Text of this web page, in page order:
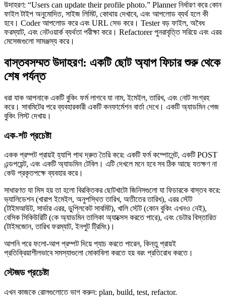
উদাহরণ: “Users can update their profile photo.” Planner নির্ধারণ করে কোন
ফাইল টাইপ অনুমোদিত, সাইজ লিমিট, কোথায় দেখাবে, এবং আপলোড ব্যর্থ হলে কী
হবে। Coder আপলোড করে এবং URL সেভ করে। Tester বড় ফাইল, অবৈধ
ফরম্যাট, এবং নেটওয়ার্ক ব্যর্থতা পরীক্ষা করে। Refactorer পুনরাবৃত্তি সরিয়ে এবং এরর
মেসেজগুলো সামঞ্জস্য করে।
বাস্তবসম্মত উদাহরণ: একটি ছোট অ্যাপ ফিচার শুরু থেকে
শেষ পর্যন্ত
ধরা যাক আপনাকে একটি বুকিং ফর্ম লাগবে যা নাম, ইমেইল, তারিখ, এবং নোট সংগ্রহ
করে। সাবমিটের পরে ব্যবহারকারী একটি কনফার্মেশন বার্তা দেখে। একটি অ্যাডমিন পেজ
বুকিং লিস্ট দেখায়।
এক-শট প্রচেষ্টা
একক প্রম্পট প্রায়ই হ্যাপি পাথ দ্রুত তৈরি করে: একটি ফর্ম কম্পোনেন্ট, একটি POST
এন্ডপয়েন্ট, এবং একটি অ্যাডমিন টেবিল। এটি দেখলে মনে হবে সব ঠিক আছে যতক্ষণ না
কেউ প্রকৃতপক্ষে ব্যবহার করে।
সাধারণত যা মিস হয় তা হলো বিরক্তিকর ছোটখাটো জিনিসগুলো যা ফিচারকে বাস্তব করে:
ভ্যালিডেশন (খারাপ ইমেইল, অনুপস্থিত তারিখ, অতীতের তারিখ), এরর স্টেট
(টাইমআউট, সার্ভার এরর, ডুপ্লিকেট সাবমিট), খালি স্টেট (কোন বুকিং এখনও নেই),
বেসিক সিকিউরিটি (কে অ্যাডমিন তালিকা অ্যাক্সেস করতে পারে), এবং ডেটার বিস্তারিত
(টাইমজোন, তারিখ ফরম্যাট, ইনপুট ট্রিমিং)।
আপনি পরে ফলো-আপ প্রম্পট দিয়ে প্যাচ করতে পারেন, কিন্তু প্রায়ই
প্রতিক্রিয়াশীলভাবে সমস্যাগুলো মোকাবিলা করতে হয় বরং প্রতিরোধ করতে।
স্টেজড প্রচেষ্টা
এখন কাজকে রোলগুলোতে ভাগ করুন: plan, build, test, refactor.